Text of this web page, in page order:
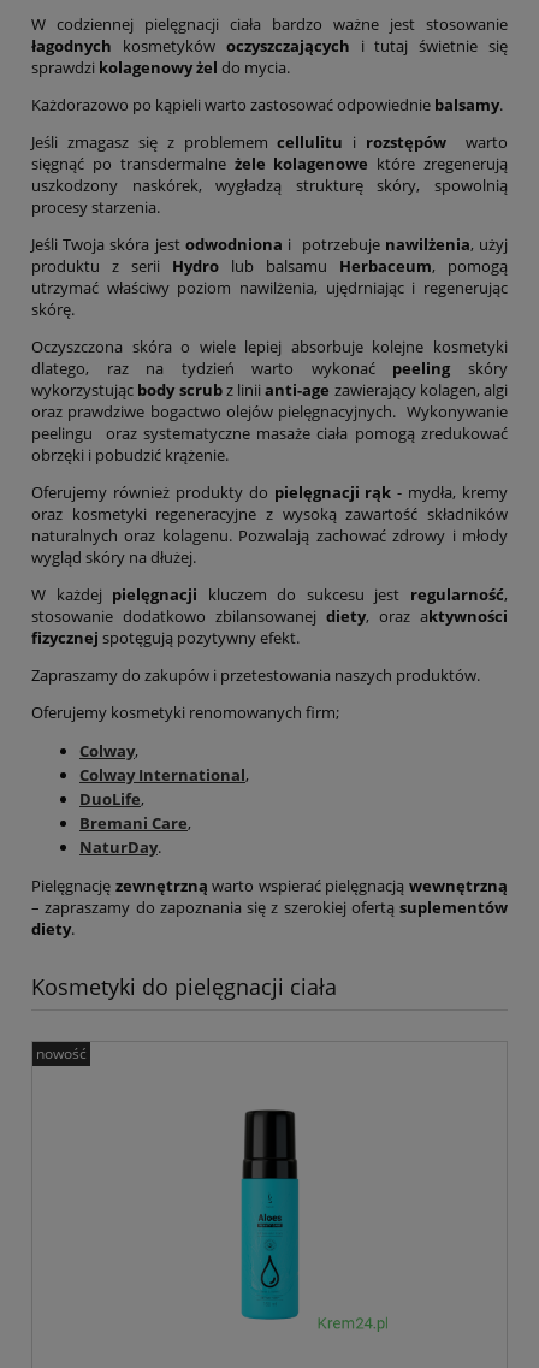
W codziennej pielęgnacji ciała bardzo ważne jest stosowanie
łagodnych kosmetyków oczyszczających i tutaj świetnie się
sprawdzi kolagenowy żel do mycia.
Każdorazowo po kąpieli warto zastosować odpowiednie balsamy.
Jeśli zmagasz się z problememcellulitu i rozstępów warto
sięgnąć po transdermalne żele kolagenowe które zregenerują
uszkodzony naskórek, wygładzą strukturę skóry, spowolnią
procesy starzenia.
Jeśli Twoja skóra jest odwodniona i potrzebuje nawilżenia, użyj
produktu z serii Hydro lub balsamu Herbaceum, pomogą
utrzymać właściwy poziom nawilżenia, ujędrniając i regenerując
skórę.
Oczyszczona skóra o wiele lepiej absorbuje kolejne kosmetyki
dlatego, raz na tydzień warto wykonać peeling skóry
wykorzystując body scrubz liniianti-age zawierający kolagen, algi
oraz prawdziwe bogactwo olejów pielęgnacyjnych. Wykonywanie
peelingu oraz systematyczne masaże ciała pomogą zredukować
obrzęki i pobudzić krążenie.
Oferujemy również produkty do pielęgnacji rąk - mydła, kremy
oraz kosmetyki regeneracyjne z wysoką zawartość składników
naturalnych oraz kolagenu. Pozwalają zachować zdrowy i młody
wygląd skóry na dłużej.
W każdej pielęgnacji kluczem do sukcesu jest regularność,
stosowanie dodatkowo zbilansowanej diety, oraz aktywności
fizycznej spotęgują pozytywny efekt.
Zapraszamy do zakupów i przetestowania naszych produktów.
Oferujemy kosmetyki renomowanych firm;
Colway,
Colway International,
DuoLife,
Bremani Care,
NaturDay.
Pielęgnację zewnętrzną warto wspierać pielęgnacjąwewnętrzną
– zapraszamy do zapoznania się z szerokiej ofertą suplementów
diety.
Kosmetyki do pielęgnacji ciała
nowość